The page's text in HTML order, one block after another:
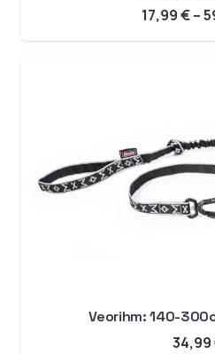
17,99€–
Veorihm: 140-
34,99